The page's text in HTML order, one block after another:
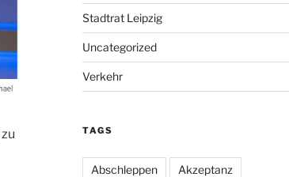
zu
Stadtrat Leipzig
Uncategorized
Verkehr
TAGS
Abschleppen Akzeptanz